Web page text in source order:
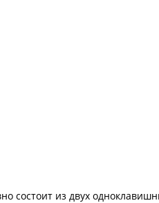
состоит из двух